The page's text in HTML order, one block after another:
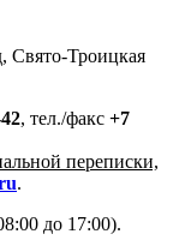
Свято-Троицкая
, тел./факс +7
переписки,
.
до 17:00).